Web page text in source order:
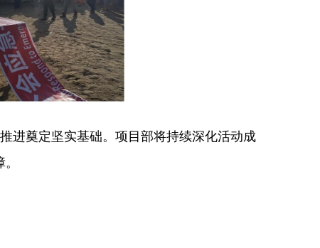
进奠定坚实基础。项目部将持续深化活动成